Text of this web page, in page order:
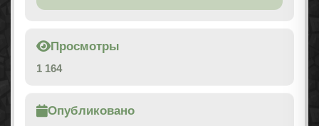
Просмотры
1 164
Опубликовано